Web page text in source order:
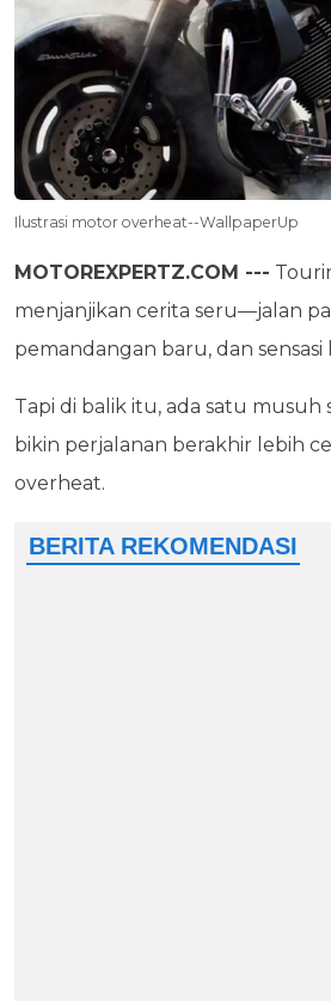
Ilustrasi motor overheat--WallpaperUp
MOTOREXPERTZ.COM ---
menjanjikan cerita seru—jalan
pemandangan baru, dan sensasi
Tapi di balik itu, ada satu musuh
bikin perjalanan berakhir lebih
overheat.